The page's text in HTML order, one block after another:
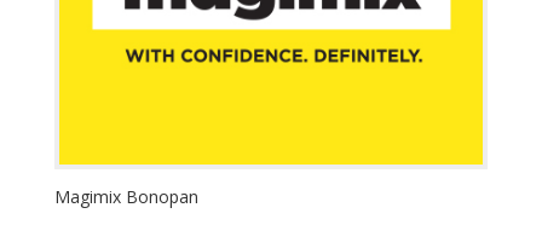
Magimix Bonopan